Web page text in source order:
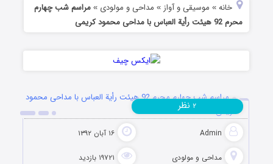
خانه » موسیقی و آواز » مداحی و مولودی »مراسم شب چهارم
محرم 92 هیئت رأیة العباس با مداحی محمود کریمی
مراسم شب چهارم محرم 92 هیئت رأیة العباس با مداحی محمود
کریمی
Admin ۱۶ آبان ۱۳۹۲
مداحی و مولودی ۱۹۷۲۱ بازدید
۲ نظر